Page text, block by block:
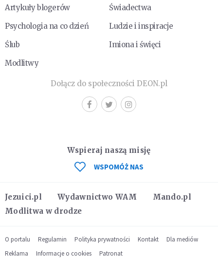
Artykuły blogerów
Świadectwa
Psychologia na co dzień
Ludzie i inspiracje
Ślub
Imiona i święci
Modlitwy
Dołącz do społeczności DEON.pl
Jezuici.pl Wydawnictwo WAM
Mando.pl
Modlitwa w drodze
Wspieraj naszą misję
WSPOMÓŻ NAS
O portalu Regulamin Polityka prywatności Kontakt
Dla mediów
Reklama
Informacje o cookies Patronat